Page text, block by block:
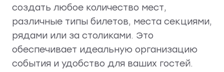
создать любое количество мест,
различные типы билетов, места секциями,
рядами или за столиками. Это
обеспечивает идеальную организацию
события и удобство для ваших гостей.